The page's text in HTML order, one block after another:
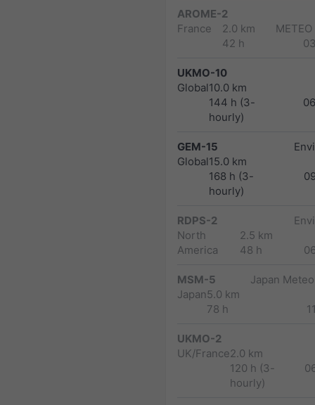
AROME-2
France
2.0 km
42 h
UKMO-10
Global10.0 km
144 h (3-
hourly)
GEM-15
Global15.0 km
168 h (3-
hourly)
RDPS-2
North
America
2.5 km
48 h
MSM-5
Japan5.0 km
78 h
Japan
UKMO-2
UK/France2.0 km
120 h (3-
hourly)